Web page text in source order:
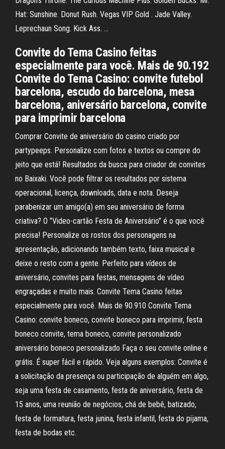
Hat: Sunshine. Donut Rush. Vegas VIP Gold . Jade Valley.
Leprechaun Song. Kick Ass. …
Convite do Tema Casino feitas
especialmente para você. Mais de 90.192
Convite do Tema Casino: convite futebol
barcelona, escudo do barcelona, mesa
barcelona, aniversário barcelona, convite
para imprimir barcelona
Comprar Convite de aniversário do casino criado por
partypeeps. Personalize com fotos e textos ou compre do
jeito que está! Resultados da busca para criador de convites
no Baixaki. Você pode filtrar os resultados por sistema
operacional, licença, downloads, data e nota. Deseja
parabenizar um amigo(a) em seu aniversário de forma
criativa? O "Video-cartão Festa de Aniversário" é o que você
precisa! Personalize os rostos dos personagens na
apresentação, adicionando também texto, faixa musical e
deixe o resto com a gente. Perfeito para vídeos de
aniversário, convites para festas, mensagens de vídeo
engraçadas e muito mais. Convite Tema Casino feitas
especialmente para você. Mais de 90.910 Convite Tema
Casino: convite boneco, convite boneco para imprimir, festa
boneco convite, tema boneco, convite personalizado
aniversário boneco personalizado Faça o seu convite online e
grátis. É super fácil e rápido. Veja alguns exemplos: Convite é
a solicitação da presença ou participação de alguém em algo,
seja uma festa de casamento, festa de aniversário, festa de
15 anos, uma reunião de negócios, chá de bebê, batizado,
festa de formatura, festa junina, festa infantil, festa do pijama,
festa de bodas etc.